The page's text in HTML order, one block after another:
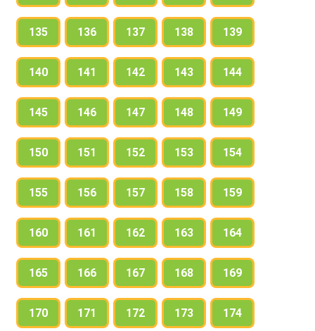
135 136 137 138 139
140 141 142 143 144
145 146 147 148 149
150 151 152 153 154
155 156 157 158 159
160 161 162 163 164
165 166 167 168 169
170 171 172 173 174